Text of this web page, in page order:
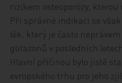
rizikem osteoporózy, kterou
Při správné indikaci se
lék, který je často
glitazonů v posledních
Hlavní příčinou bylo jistě
evropského trhu pro jeho